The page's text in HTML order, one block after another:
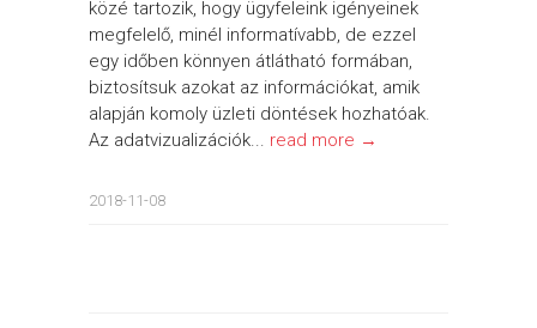
közé tartozik, hogy ügyfeleink igényeinek
megfelelő, minél informatívabb, de ezzel
egy időben könnyen átlátható formában,
biztosítsuk azokat az információkat, amik
alapján komoly üzleti döntések hozhatóak.
Az adatvizualizációk... read more →
2018-11-08